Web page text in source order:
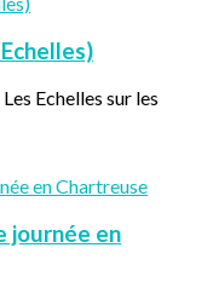
Echelles sur les
journée en